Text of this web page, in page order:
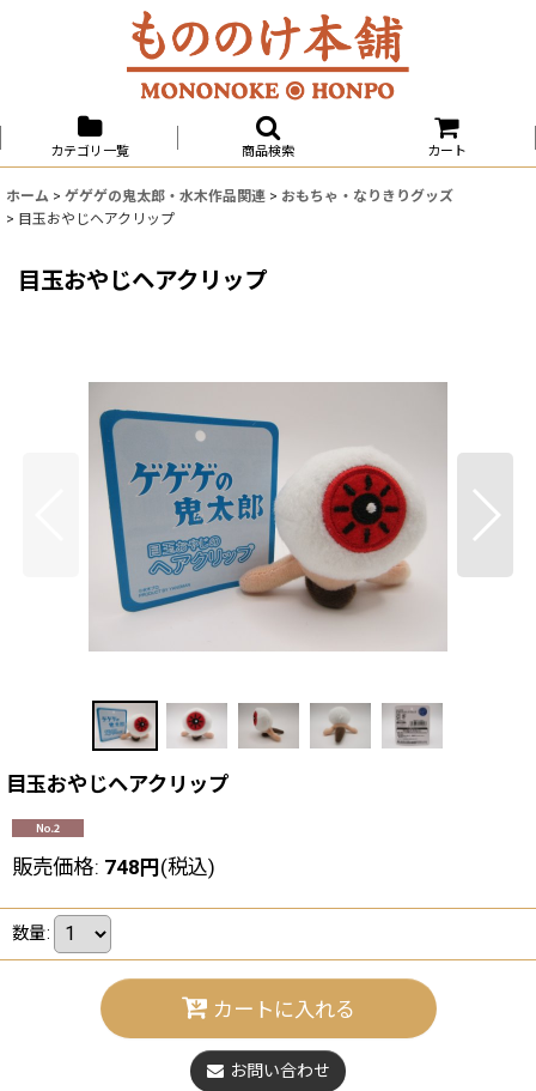
カテゴリ一覧 商品検索 カート
ホーム > ゲゲゲの鬼太郎・水木作品関連 > おもちゃ・なりきりグッズ
> 目玉おやじヘアクリップ
目玉おやじヘアクリップ
目玉おやじヘアクリップ
販売価格: 748円(税込)
数量:
カートに入れる
お問い合わせ